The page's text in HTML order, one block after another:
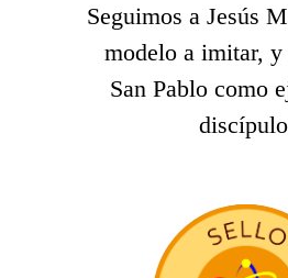
Seguimos a Jesús
modelo a imitar,
San Pablo como